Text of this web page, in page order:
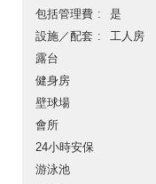
包括管理費
是
設施／配套
工人房
露台
健身房
壁球場
會所
24小時安保
游泳池